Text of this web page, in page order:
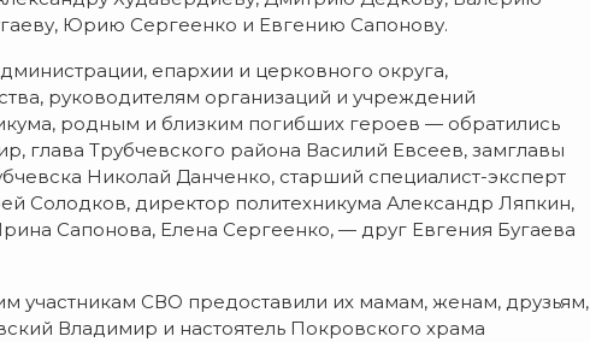
Юрию Сергеенко и Евгению Сапонову.
епархии и церковного округа,
руководителям организаций и учреждений
родным и близким погибших героев — обратились
глава Трубчевского района Василий Евсеев, замглавы
Николай Данченко, старший специалист-эксперт
Солодков, директор политехникума Александр Ляпкин,
Сапонова, Елена Сергеенко, — друг Евгения Бугаева
участникам СВО предоставили их мамам, женам, друзьям,
Владимир и настоятель Покровского храма